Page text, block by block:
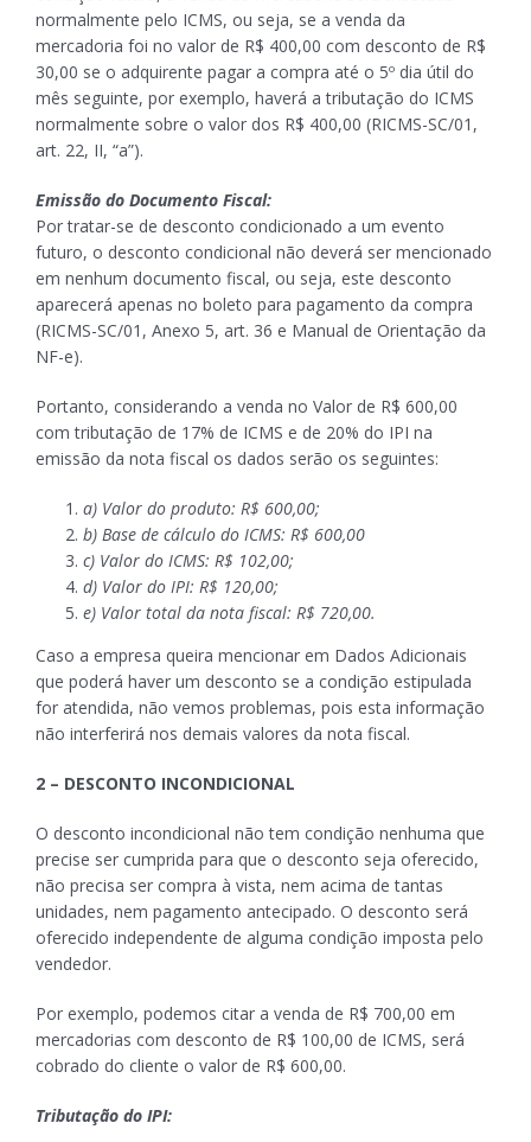
normalmente pelo ICMS, ou seja, se a venda da
mercadoria foi no valor de R$ 400,00 com desconto de R$
30,00 se o adquirente pagar a compra até o 5º dia útil do
mês seguinte, por exemplo, haverá a tributação do ICMS
normalmente sobre o valor dos R$ 400,00 (RICMS-SC/01,
art. 22, II, “a”).
Emissão do Documento Fiscal:
Por tratar-se de desconto condicionado a um evento
futuro, o desconto condicional não deverá ser mencionado
em nenhum documento fiscal, ou seja, este desconto
aparecerá apenas no boleto para pagamento da compra
(RICMS-SC/01, Anexo 5, art. 36 e Manual de Orientação da
NF-e).
Portanto, considerando a venda no Valor de R$ 600,00
com tributação de 17% de ICMS e de 20% do IPI na
emissão da nota fiscal os dados serão os seguintes:
a) Valor do produto: R$ 600,00;
b) Base de cálculo do ICMS: R$ 600,00
c) Valor do ICMS: R$ 102,00;
d) Valor do IPI: R$ 120,00;
e) Valor total da nota fiscal: R$ 720,00.
Caso a empresa queira mencionar em Dados Adicionais
que poderá haver um desconto se a condição estipulada
for atendida, não vemos problemas, pois esta informação
não interferirá nos demais valores da nota fiscal.
2 – DESCONTO INCONDICIONAL
O desconto incondicional não tem condição nenhuma que
precise ser cumprida para que o desconto seja oferecido,
não precisa ser compra à vista, nem acima de tantas
unidades, nem pagamento antecipado. O desconto será
oferecido independente de alguma condição imposta pelo
vendedor.
Por exemplo, podemos citar a venda de R$ 700,00 em
mercadorias com desconto de R$ 100,00 de ICMS, será
cobrado do cliente o valor de R$ 600,00.
Tributação do IPI: